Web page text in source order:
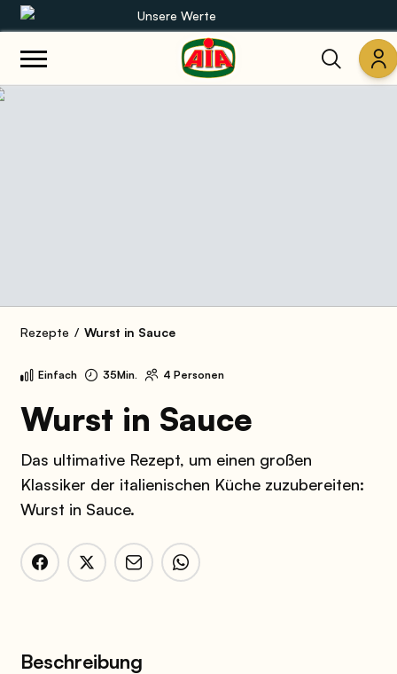
Unsere Werte
Unsere Sortimente
Rezepte Wurst in Sauce
Einfach 35Min. 4 Personen
Wurst in Sauce
Das ultimative Rezept, um einen großen
Klassiker der italienischen Küche zuzubereiten:
Wurst in Sauce.
Beschreibung